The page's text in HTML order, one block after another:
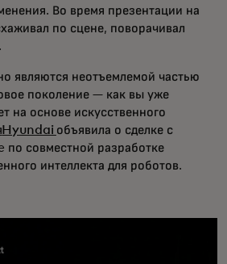
Во время презентации на
по сцене, поворачивал
являются неотъемлемой частью
поколение — как вы уже
на основе искусственного
Hyundai объявила о сделке с
совместной разработке
интеллекта для роботов.